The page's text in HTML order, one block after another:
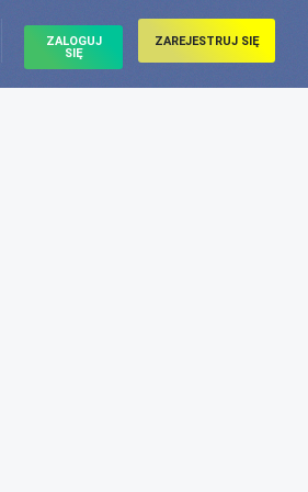
ZALOGUJ
SIĘ
ZAREJESTRUJ SIĘ